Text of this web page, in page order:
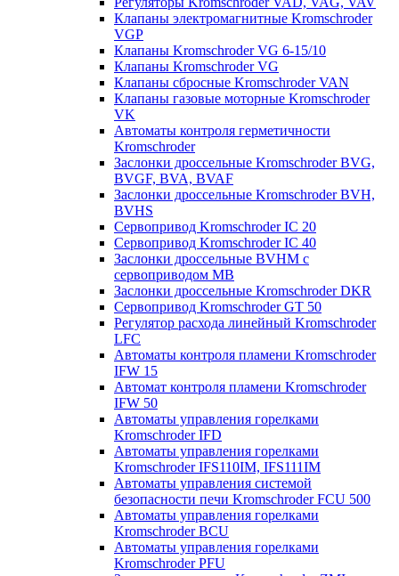
Клапаны электромагнитные Kromschroder
VGP
Клапаны Kromschroder VG 6-15/10
Клапаны Kromschroder VG
Клапаны сбросные Kromschroder VAN
Клапаны газовые моторные Kromschroder
VK
Автоматы контроля герметичности
Kromschroder
Заслонки дроссельные Kromschroder BVG,
BVGF, BVA, BVAF
Заслонки дроссельные Kromschroder BVH,
BVHS
Сервопривод Kromschroder IC 20
Сервопривод Kromschroder IC 40
Заслонки дроссельные BVHM с
сервоприводом МВ
Заслонки дроссельные Kromschroder DKR
Cервопривод Kromschroder GT 50
Регулятор расхода линейный Kromschroder
LFC
Автоматы контроля пламени Kromschroder
IFW 15
Автомат контроля пламени Kromschroder
IFW 50
Автоматы управления горелками
Kromschroder IFD
Автоматы управления горелками
Kromschroder IFS110IM, IFS111IM
Автоматы управления системой
безопасности печи Kromschroder FCU 500
Автоматы управления горелками
Kromschroder BCU
Автоматы управления горелками
Kromschroder PFU